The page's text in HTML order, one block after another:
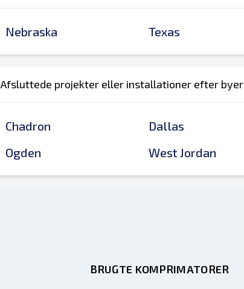
Nebraska Texas
Afsluttede projekter eller installationer efter byer
Chadron Dallas
Ogden
West Jordan
BRUGTE KOMPRIMATORER